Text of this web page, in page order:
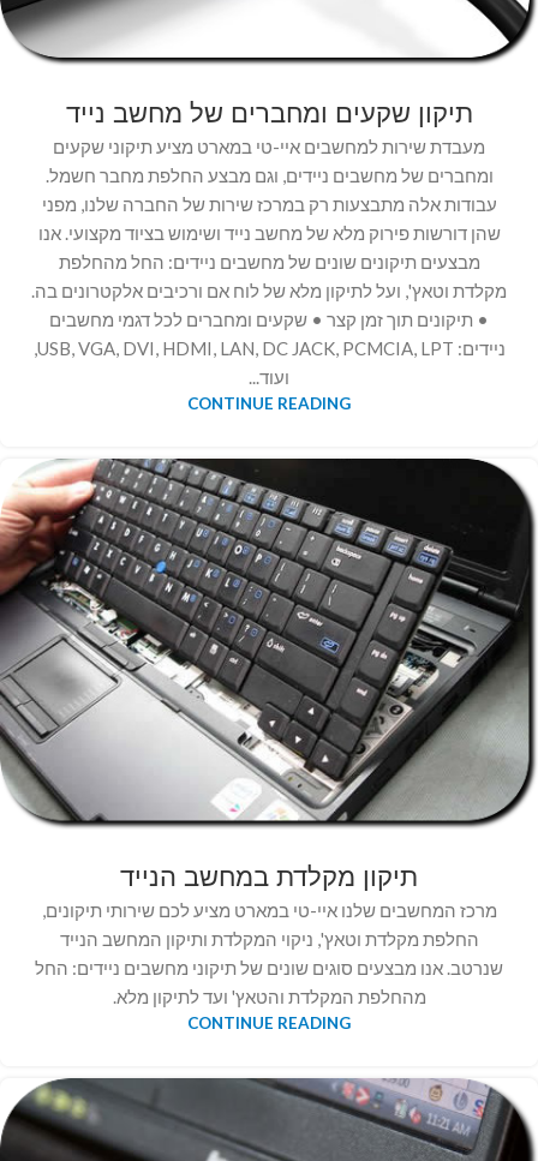
תיקון שקעים ומחברים של מחשב נייד
מעבדת שירות למחשבים איי-טי במארט מציע תיקוני שקעים
ומחברים של מחשבים ניידים, וגם מבצע החלפת מחבר חשמל.
עבודות אלה מתבצעות רק במרכז שירות של החברה שלנו, מפני
שהן דורשות פירוק מלא של מחשב נייד ושימוש בציוד מקצועי. אנו
מבצעים תיקונים שונים של מחשבים ניידים: החל מהחלפת
מקלדת וטאץ', ועל לתיקון מלא של לוח אם ורכיבים אלקטרונים בה.
• תיקונים תוך זמן קצר • שקעים ומחברים לכל דגמי מחשבים
ניידים: USB, VGA, DVI, HDMI, LAN, DC JACK, PCMCIA, LPT,
ועוד...
CONTINUE READING
תיקון מקלדת במחשב הנייד
מרכז המחשבים שלנו איי-טי במארט מציע לכם שירותי תיקונים,
החלפת מקלדת וטאץ', ניקוי המקלדת ותיקון המחשב הנייד
שנרטב. אנו מבצעים סוגים שונים של תיקוני מחשבים ניידים: החל
מהחלפת המקלדת והטאץ' ועד לתיקון מלא.
CONTINUE READING